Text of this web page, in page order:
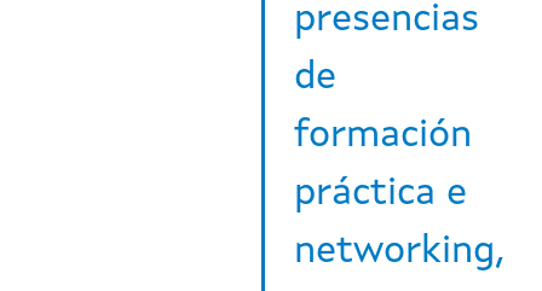
presencias
de
formación
práctica e
networking,